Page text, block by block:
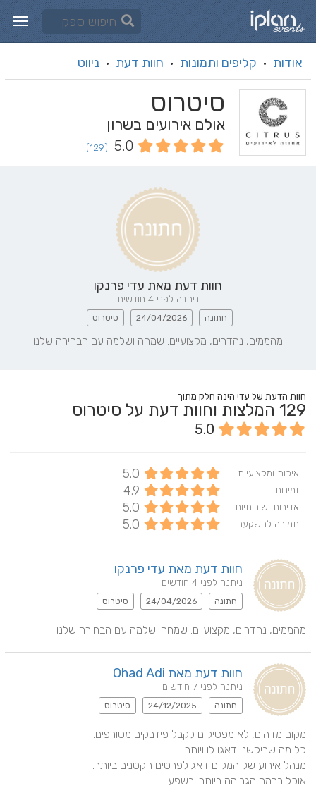
אודות · קליפים ותמונות · חוות דעת · ניווט
סיטרוס
אולם אירועים בשרון
5.0
(129)
חוות דעת מאת עדי פרנקו
ניתנה לפני 4 חודשים
חתונה 24/04/2026 סיטרוס
מהממים, נהדרים, מקצועיים. שמחה ושלמה עם הבחירה שלנו
חוות הדעת של עדי הינה חלק מתוך
129 המלצות וחוות דעת על סיטרוס
5.0
איכות ומקצועיות 5.0
זמינות 4.9
אדיבות ושירותיות 5.0
תמורה להשקעה 5.0
חוות דעת מאת עדי פרנקו
ניתנה לפני 4 חודשים
חתונה 24/04/2026 סיטרוס
מהממים, נהדרים, מקצועיים. שמחה ושלמה עם הבחירה שלנו
חוות דעת מאת Ohad Adi
ניתנה לפני 7 חודשים
חתונה 24/12/2025 סיטרוס
אוכל ברמה הגבוהה ביותר ובשפע.